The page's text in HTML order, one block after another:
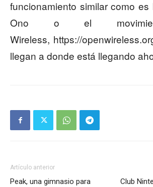
funcionamiento similar como
Ono o el
Wireless, https://
llegan a donde está llegando
Artículo anterior
Peak, una gimnasio para
Club